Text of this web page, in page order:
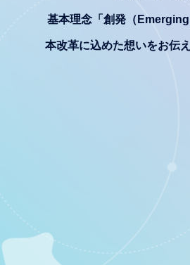
基本理念「創発（
本改革に込めた想いをお伝